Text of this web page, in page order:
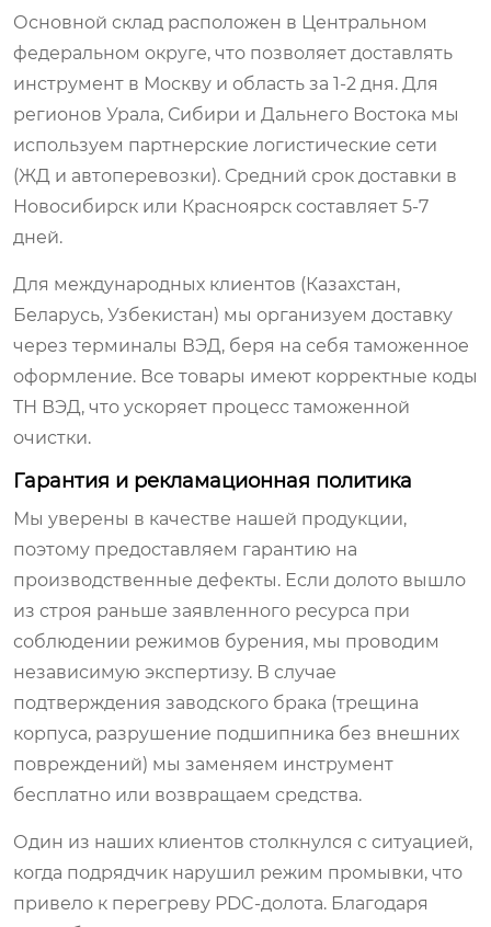
Основной склад расположен в Центральном
федеральном округе, что позволяет доставлять
инструмент в Москву и область за 1-2 дня. Для
регионов Урала, Сибири и Дальнего Востока мы
используем партнерские логистические сети
(ЖД и автоперевозки). Средний срок доставки в
Новосибирск или Красноярск составляет 5-7
дней.
Для международных клиентов (Казахстан,
Беларусь, Узбекистан) мы организуем доставку
через терминалы ВЭД, беря на себя таможенное
оформление. Все товары имеют корректные коды
ТН ВЭД, что ускоряет процесс таможенной
очистки.
Гарантия и рекламационная политика
Мы уверены в качестве нашей продукции,
поэтому предоставляем гарантию на
производственные дефекты. Если долото вышло
из строя раньше заявленного ресурса при
соблюдении режимов бурения, мы проводим
независимую экспертизу. В случае
подтверждения заводского брака (трещина
корпуса, разрушение подшипника без внешних
повреждений) мы заменяем инструмент
бесплатно или возвращаем средства.
Один из наших клиентов столкнулся с ситуацией,
когда подрядчик нарушил режим промывки, что
привело к перегреву PDC-долота. Благодаря